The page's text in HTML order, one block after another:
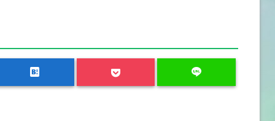
hatenabookmark line